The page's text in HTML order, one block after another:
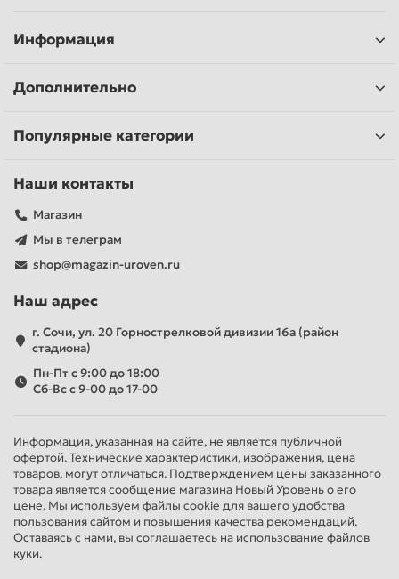
Информация
Дополнительно
Популярные категории
Наши контакты
Магазин
Мы в телеграм
shop@magazin-uroven.ru
Наш адрес
г. Сочи, ул. 20 Горнострелковой дивизии 16а (район
стадиона)
Пн-Пт с 9:00 до 18:00
Сб-Вс с 9-00 до 17-00
Информация, указанная на сайте, не является публичной
офертой. Технические характеристики, изображения, цена
товаров, могут отличаться. Подтверждением цены заказанного
товара является сообщение магазина Новый Уровень о его
цене. Мы используем файлы cookie для вашего удобства
пользования сайтом и повышения качества рекомендаций.
Оставаясь с нами, вы соглашаетесь на использование файлов
куки.